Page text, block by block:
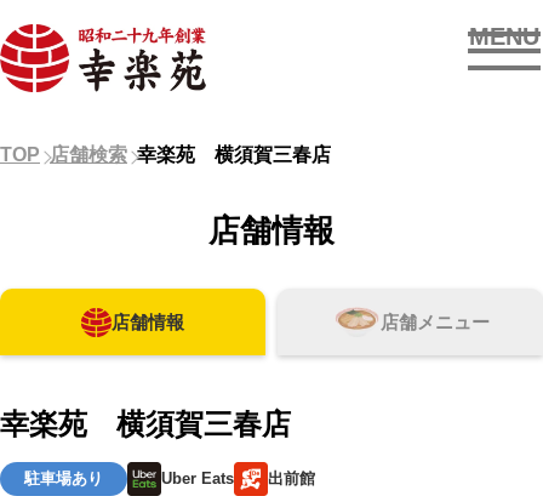
MENU
お店を探す
OUR SUPPORTERS
TOP 店舗検索 幸楽苑 横須賀三春店
店舗情報
店舗情報 店舗メニュー
幸楽苑 横須賀三春店
駐車場あり Uber Eats 出前館